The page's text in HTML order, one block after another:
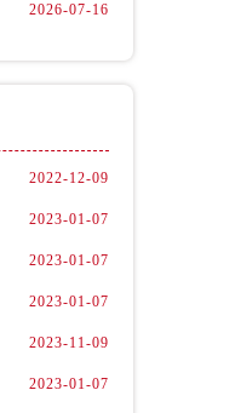
2026-07-16
2022-12-09
2023-01-07
2023-01-07
2023-01-07
2023-11-09
2023-01-07